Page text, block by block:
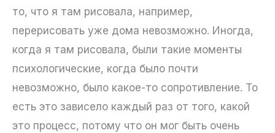
то, что я там рисовала, например,
перерисовать уже дома невозможно. Иногда,
когда я там рисовала, были такие моменты
психологические, когда было почти
невозможно, было какое-то сопротивление. То
есть это зависело каждый раз от того, какой
это процесс, потому что он мог быть очень